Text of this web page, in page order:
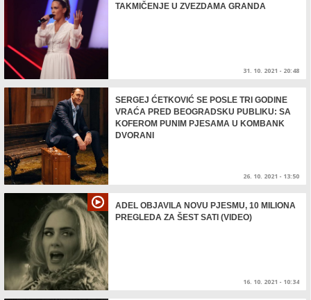
TAKMIČENJE U ZVEZDAMA GRANDA
31. 10. 2021 - 20:48
SERGEJ ĆETKOVIĆ SE POSLE TRI GODINE
VRAĆA PRED BEOGRADSKU PUBLIKU: SA
KOFEROM PUNIM PJESAMA U KOMBANK
DVORANI
26. 10. 2021 - 13:50
ADEL OBJAVILA NOVU PJESMU, 10 MILIONA
PREGLEDA ZA ŠEST SATI (VIDEO)
16. 10. 2021 - 10:34